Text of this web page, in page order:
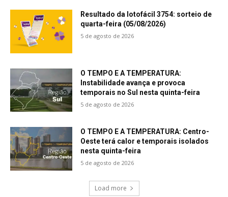
Resultado da lotofácil 3754: sorteio de
quarta-feira (05/08/2026)
5 de agosto de 2026
O TEMPO E A TEMPERATURA:
Instabilidade avança e provoca
temporais no Sul nesta quinta-feira
5 de agosto de 2026
O TEMPO E A TEMPERATURA: Centro-
Oeste terá calor e temporais isolados
nesta quinta-feira
5 de agosto de 2026
Load more